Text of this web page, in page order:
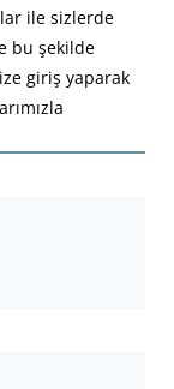
ile sizlerde
bu şekilde
giriş yaparak